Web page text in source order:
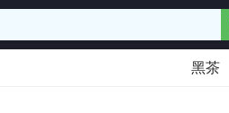
黑茶